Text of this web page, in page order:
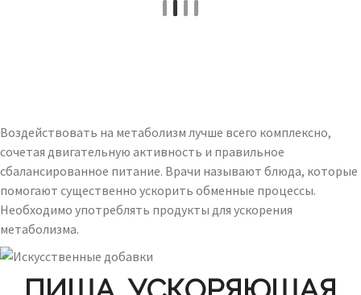
Воздействовать на метаболизм лучше всего комплексно,
сочетая двигательную активность и правильное
сбалансированное питание. Врачи называют блюда, которые
помогают существенно ускорить обменные процессы.
Необходимо употреблять продукты для ускорения
метаболизма.